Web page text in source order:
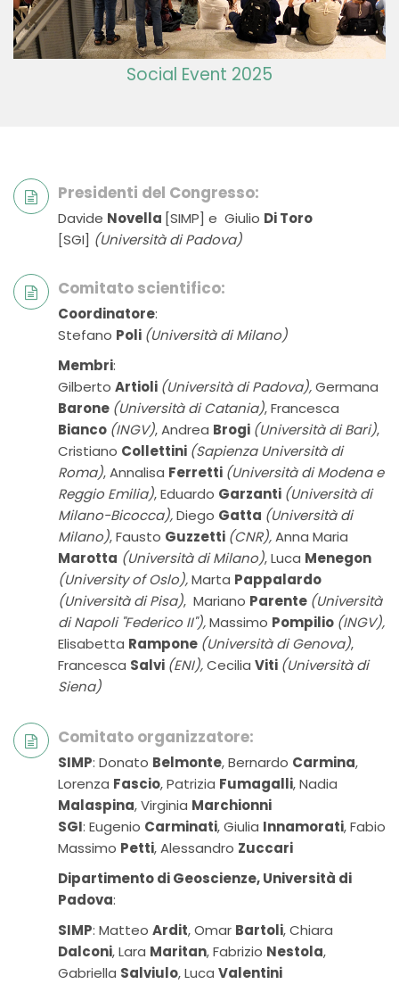
Social Event 2025
Presidenti del Congresso:
Davide Novella [SIMP] e Giulio Di Toro
[SGI] (Università di Padova)
Comitato scientifico:
Coordinatore:
Stefano Poli (Università di Milano)
Membri:
Gilberto Artioli (Università di Padova),Germana
Barone (Università di Catania), Francesca
Bianco (INGV), Andrea Brogi (Università di Bari),
Cristiano Collettini (Sapienza Università di
Roma), Annalisa Ferretti (Università di Modena e
Reggio Emilia), Eduardo Garzanti (Università di
Milano-Bicocca),Diego Gatta (Università di
Milano), Fausto Guzzetti (CNR),Anna Maria
Marotta (Università di Milano), Luca Menegon
(University of Oslo),Marta Pappalardo
(Università di Pisa), Mariano Parente (Università
di Napoli "Federico II"),Massimo Pompilio (INGV),
Elisabetta Rampone (Università di Genova),
Francesca Salvi (ENI),Cecilia Viti (Università di
Siena)
Comitato organizzatore:
SIMP: Donato Belmonte, Bernardo Carmina,
Lorenza Fascio, Patrizia Fumagalli, Nadia
Malaspina, Virginia Marchionni
SGI: Eugenio Carminati, Giulia Innamorati, Fabio
Massimo Petti, Alessandro Zuccari
Dipartimento di Geoscienze, Università di
Padova:
SIMP: Matteo Ardit, Omar Bartoli, Chiara
Dalconi, Lara Maritan, Fabrizio Nestola,
Gabriella Salviulo, Luca Valentini